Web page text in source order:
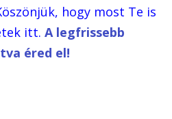
hogy most Te is
itt. A legfrissebb
éred el!